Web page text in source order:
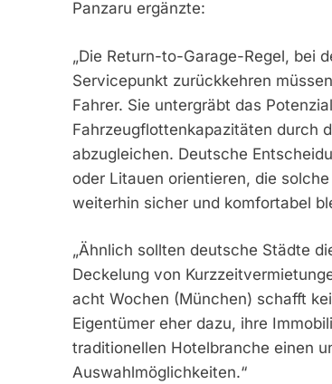
Panzaru ergänzte:
„Die Return-to-Garage-Regel, bei
Servicepunkt zurückkehren
Fahrer. Sie untergräbt das
Fahrzeugflottenkapazitäten durch
abzugleichen. Deutsche
oder Litauen orientieren, die
weiterhin sicher und komfortabel
„Ähnlich sollten deutsche Städte
Deckelung von
acht Wochen (München) schafft
Eigentümer eher dazu, ihre
traditionellen Hotelbranche einen
Auswahlmöglichkeiten.“